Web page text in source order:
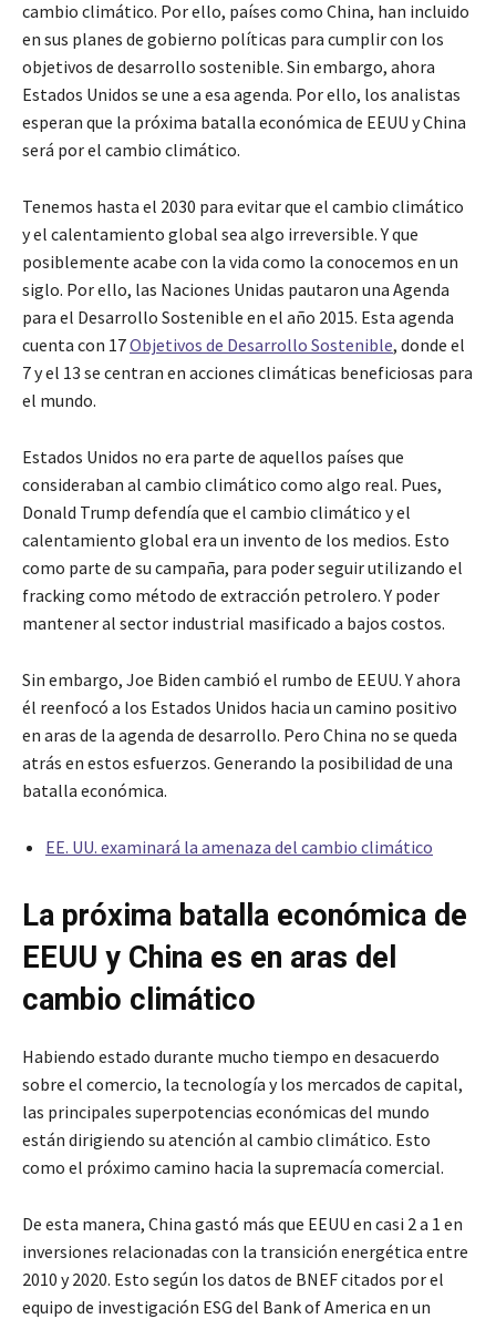
cambio climático. Por ello, países como China, han incluido
en sus planes de gobierno políticas para cumplir con los
objetivos de desarrollo sostenible. Sin embargo, ahora
Estados Unidos se une a esa agenda. Por ello, los analistas
esperan que la próxima batalla económica de EEUU y China
será por el cambio climático.
Tenemos hasta el 2030 para evitar que el cambio climático
y el calentamiento global sea algo irreversible. Y que
posiblemente acabe con la vida como la conocemos en un
siglo. Por ello, las Naciones Unidas pautaron una Agenda
para el Desarrollo Sostenible en el año 2015. Esta agenda
cuenta con 17Objetivos de Desarrollo Sostenible, donde el
7 y el 13 se centran en acciones climáticas beneficiosas para
el mundo.
Estados Unidos no era parte de aquellos países que
consideraban al cambio climático como algo real. Pues,
Donald Trump defendía que el cambio climático y el
calentamiento global era un invento de los medios. Esto
como parte de su campaña, para poder seguir utilizando el
fracking como método de extracción petrolero. Y poder
mantener al sector industrial masificado a bajos costos.
Sin embargo, Joe Biden cambió el rumbo de EEUU. Y ahora
él reenfocó a los Estados Unidos hacia un camino positivo
en aras de la agenda de desarrollo. Pero China no se queda
atrás en estos esfuerzos. Generando la posibilidad de una
batalla económica.
EE. UU. examinará la amenaza del cambio climático
La próxima batalla económica de
EEUU y China es en aras del
cambio climático
Habiendo estado durante mucho tiempo en desacuerdo
sobre el comercio, la tecnología y los mercados de capital,
las principales superpotencias económicas del mundo
están dirigiendo su atención al cambio climático. Esto
como el próximo camino hacia la supremacía comercial.
De esta manera, China gastó más que EEUU en casi 2 a 1 en
inversiones relacionadas con la transición energética entre
2010 y 2020. Esto según los datos de BNEF citados por el
equipo de investigación ESG del Bank of America en un